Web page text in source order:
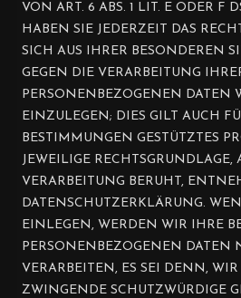
VON ART. 6 ABS. 1 LIT. E ODER F
HABEN SIE JEDERZEIT DAS
SICH AUS IHRER BESONDEREN
GEGEN DIE VERARBEITUNG
PERSONENBEZOGENEN DATEN
EINZULEGEN; DIES GILT AUCH
BESTIMMUNGEN GESTÜTZTES
JEWEILIGE
VERARBEITUNG BERUHT,
DATENSCHUTZERKLÄRUNG.
EINLEGEN, WERDEN WIR IHRE
PERSONENBEZOGENEN DATEN
VERARBEITEN, ES SEI DENN,
ZWINGENDE SCHUTZWÜRDIGE